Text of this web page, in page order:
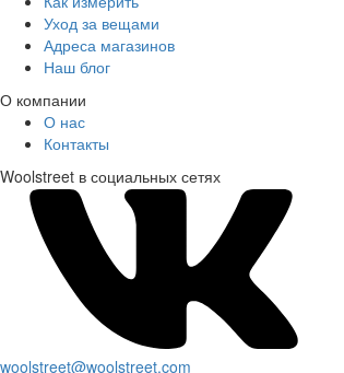
Уход за вещами
Адреса магазинов
Наш блог
О компании
О нас
Контакты
Woolstreet в социальных сетях
woolstreet@woolstreet.com